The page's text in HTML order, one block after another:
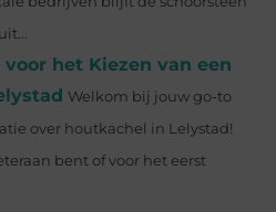
het Kiezen van een
Welkom bij jouw go-to
over houtkachel in Lelystad!
bent of voor het eerst